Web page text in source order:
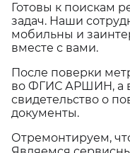
Готовы к поискам
задач. Наши
мобильны и
вместе с вами.
После поверки
во ФГИС АРШИН, а
свидетельство о
документы.
Отремонтируем,